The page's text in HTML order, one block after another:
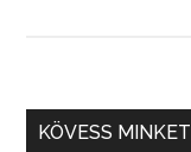
KÖVESS MINKET